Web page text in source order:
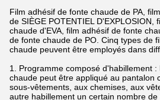
Film adhésif de fonte chaude de PA,
de SIÈGE POTENTIEL D'EXPLOSION,
chaude d'EVA, film adhésif de fonte
de fonte chaude de PO. Cinq types de
chaude peuvent être employés dans
1. Programme composé d'habillement
chaude peut être appliqué au pantalon
sous-vêtements, aux chemises, aux
autre habillement un certain nombre de